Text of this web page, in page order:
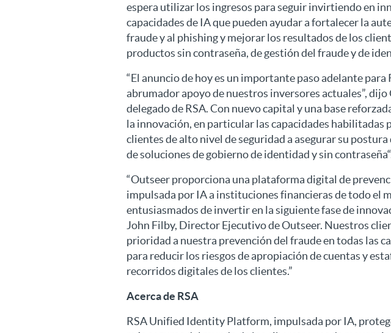
espera utilizar los ingresos para seguir invirtiendo en
capacidades de IA que pueden ayudar a fortalecer la
fraude y al phishing y mejorar los resultados de los
productos sin contraseña, de gestión del fraude y de
“El anuncio de hoy es un importante paso adelante para
abrumador apoyo de nuestros inversores actuales”,
delegado de RSA. Con nuevo capital y una base
la innovación, en particular las capacidades habilitadas
clientes de alto nivel de seguridad a asegurar su
de soluciones de gobierno de identidad y sin
“Outseer proporciona una plataforma digital de
impulsada por IA a instituciones financieras de todo el
entusiasmados de invertir en la siguiente fase de
John Filby, Director Ejecutivo de Outseer. Nuestros
prioridad a nuestra prevención del fraude en todas las
para reducir los riesgos de apropiación de cuentas y
recorridos digitales de los clientes.”
Acerca de RSA
RSA Unified Identity Platform, impulsada por IA,